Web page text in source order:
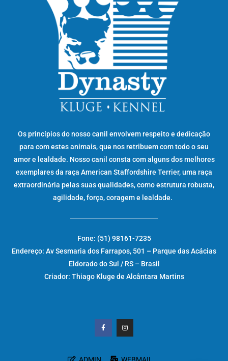
Os princípios do nosso canil envolvem respeito e dedicação
para com estes animais, que nos retribuem com todo o seu
amor e lealdade. Nosso canil consta com alguns dos melhores
exemplares da raça American Staffordshire Terrier, uma raça
extraordinária pelas suas qualidades, como estrutura robusta,
agilidade, força, coragem e lealdade.
Fone: (51) 98161-7235
Endereço: Av Sesmaria dos Farrapos, 501 – Parque das Acácias
Eldorado do Sul / RS – Brasil
Criador: Thiago Kluge de Alcântara Martins
ADMIN WEBMAIL